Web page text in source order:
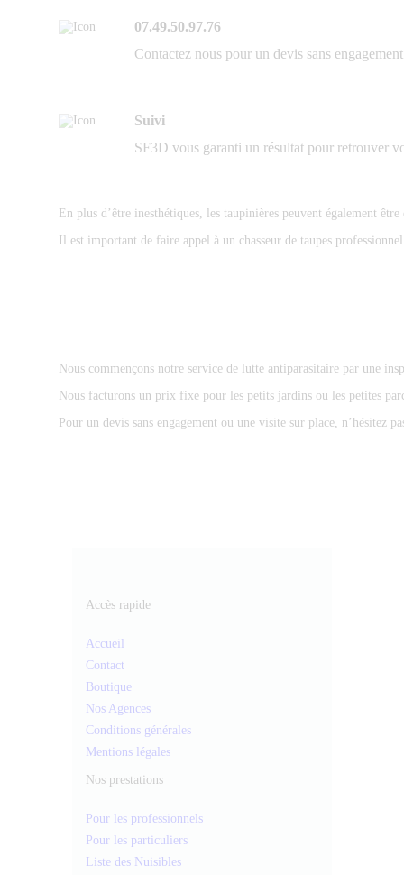
07.49.50.97.76
Contactez nous pour un devis sans engagement
Suivi
SF3D vous garanti un résultat pour retrouver
En plus d’être inesthétiques, les taupinières peuvent également
Il est important de faire appel à un chasseur de taupes
Nous commençons notre service de lutte antiparasitaire par une
Nous facturons un prix fixe pour les petits jardins ou les petites
Pour un devis sans engagement ou une visite sur place, n’hésitez
Accès rapide
Accueil
Contact
Boutique
Nos Agences
Conditions générales
Mentions légales
Nos prestations
Pour les professionnels
Pour les particuliers
Liste des Nuisibles